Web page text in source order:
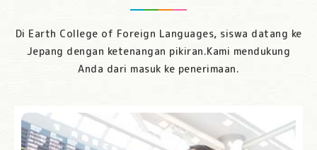
Di Earth College of Foreign Languages, siswa datang ke
Jepang dengan ketenangan pikiran.Kami mendukung
Anda dari masuk ke penerimaan.